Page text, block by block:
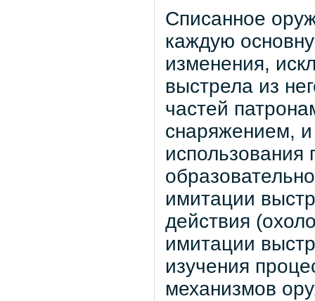
Списанное
каждую
изменения,
выстрела из
частей
снаряжением, и
использования
имитации
действия
имитации
изучения
механизмов